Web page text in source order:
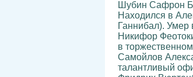
Шубин Сафрон
Находился в
Ганнибал). Умер
Никифор
в
Самойлов
талантливый